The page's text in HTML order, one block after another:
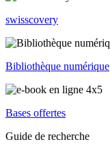
swisscovery
Bibliothèque numérique
Bases offertes
Guide de recherche